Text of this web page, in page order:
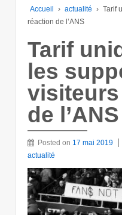
Accueil › actualité › Tarif
réaction de l’ANS
Tarif
les
de l’ANS
Posted on 17 mai 2019
actualité